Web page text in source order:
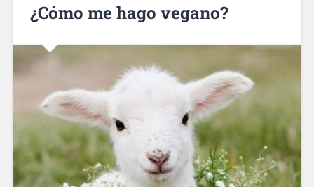
¿Cómo me hago vegano?